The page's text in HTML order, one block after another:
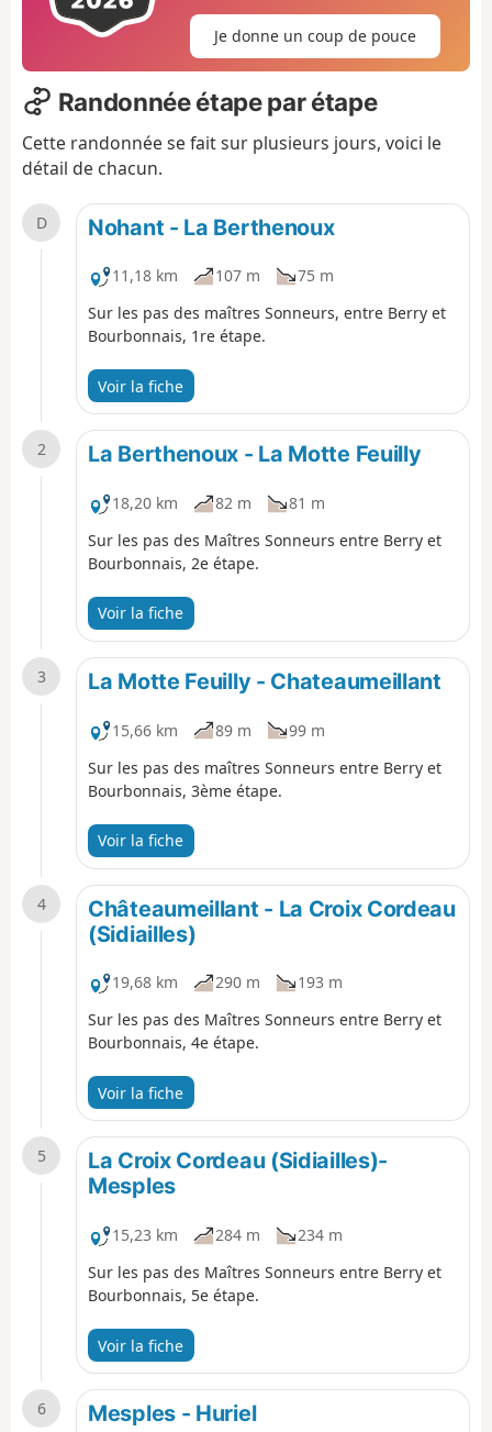
Je donne un coup de pouce
Randonnée étape par étape
Cette randonnée se fait sur plusieurs jours, voici le
détail de chacun.
D Nohant - La Berthenoux
11,18 km 107 m
75 m
Sur les pas des maîtres Sonneurs, entre Berry et
Bourbonnais, 1re étape.
Voir la fiche
2 La Berthenoux - La Motte Feuilly
18,20 km 82 m
81 m
Sur les pas des Maîtres Sonneurs entre Berry et
Bourbonnais, 2e étape.
Voir la fiche
3 La Motte Feuilly - Chateaumeillant
15,66 km 89 m
99 m
Sur les pas des maîtres Sonneurs entre Berry et
Bourbonnais, 3ème étape.
Voir la fiche
4
Châteaumeillant - La Croix Cordeau
(Sidiailles)
19,68 km 290 m
193 m
Sur les pas des Maîtres Sonneurs entre Berry et
Bourbonnais, 4e étape.
Voir la fiche
5
La Croix Cordeau (Sidiailles)-
Mesples
15,23 km 284 m
234 m
Sur les pas des Maîtres Sonneurs entre Berry et
Bourbonnais, 5e étape.
Voir la fiche
6 Mesples - Huriel